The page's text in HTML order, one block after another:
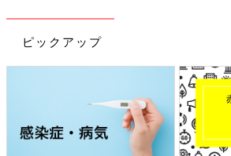
ピックアップ